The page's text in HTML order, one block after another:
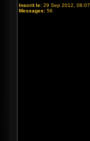
Inscrit le: 29 Sep 2012, 08:07
Messages: 56